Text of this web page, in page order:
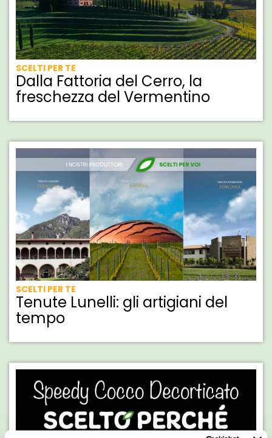
SCELTI PER TE
Dalla Fattoria del Cerro, la
freschezza del Vermentino
SCELTI PER TE
Tenute Lunelli: gli artigiani del
tempo